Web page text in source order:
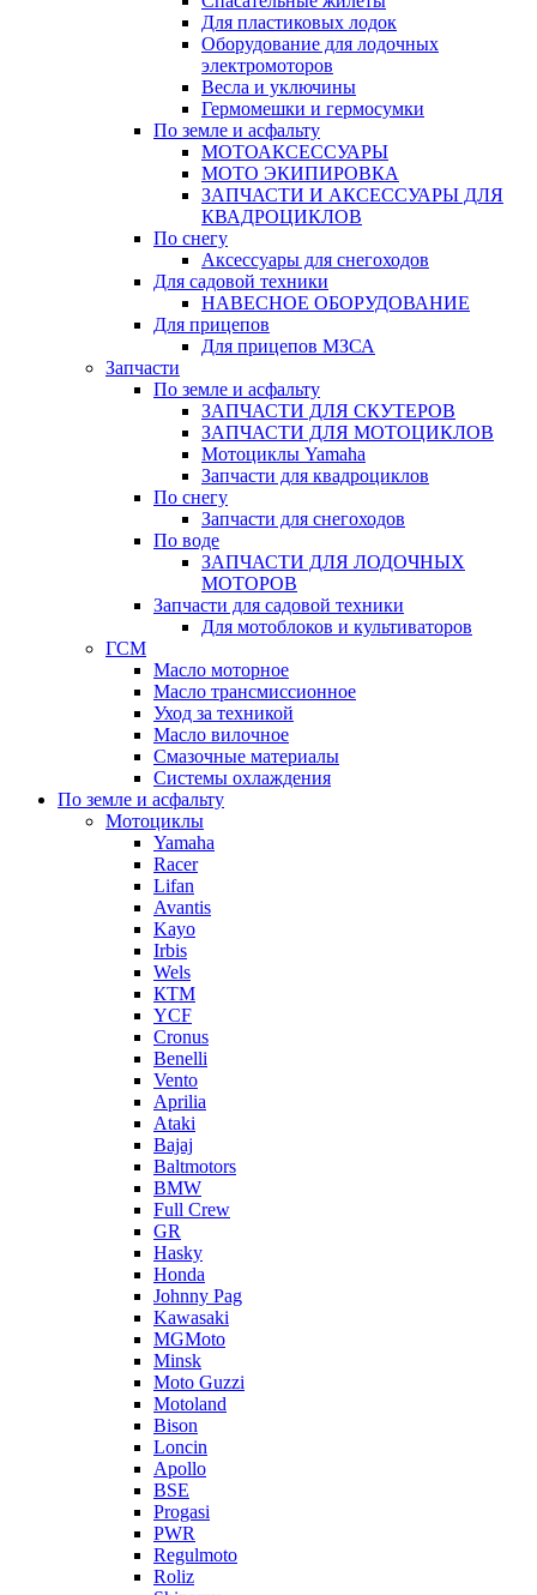
Для пластиковых лодок
Оборудование для лодочных
электромоторов
Весла и уключины
Гермомешки и гермосумки
По земле и асфальту
МОТОАКСЕССУАРЫ
МОТО ЭКИПИРОВКА
ЗАПЧАСТИ И АКСЕССУАРЫ ДЛЯ
КВАДРОЦИКЛОВ
По снегу
Аксессуары для снегоходов
Для садовой техники
НАВЕСНОЕ ОБОРУДОВАНИЕ
Для прицепов
Для прицепов МЗСА
Запчасти
По земле и асфальту
ЗАПЧАСТИ ДЛЯ СКУТЕРОВ
ЗАПЧАСТИ ДЛЯ МОТОЦИКЛОВ
Мотоциклы Yamaha
Запчасти для квадроциклов
По снегу
Запчасти для снегоходов
По воде
ЗАПЧАСТИ ДЛЯ ЛОДОЧНЫХ
МОТОРОВ
Запчасти для садовой техники
Для мотоблоков и культиваторов
ГСМ
Масло моторное
Масло трансмиссионное
Уход за техникой
Масло вилочное
Смазочные материалы
Системы охлаждения
По земле и асфальту
Мотоциклы
Yamaha
Racer
Lifan
Avantis
Kayo
Irbis
Wels
КТМ
YCF
Cronus
Benelli
Vento
Aprilia
Ataki
Bajaj
Baltmotors
BMW
Full Crew
GR
Hasky
Honda
Johnny Pag
Kawasaki
MGMoto
Minsk
Moto Guzzi
Motoland
Bison
Loncin
Apollo
BSE
Progasi
PWR
Regulmoto
Roliz